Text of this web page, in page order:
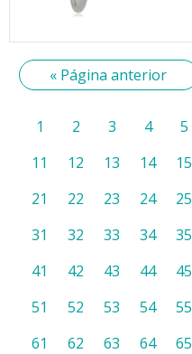
« Página anterior
1 2 3 4 5
11
12 13 14 15
21
22 23 24 25
31
32 33 34 35
41
42 43 44 45
51
52 53 54 55
61
62 63 64 65